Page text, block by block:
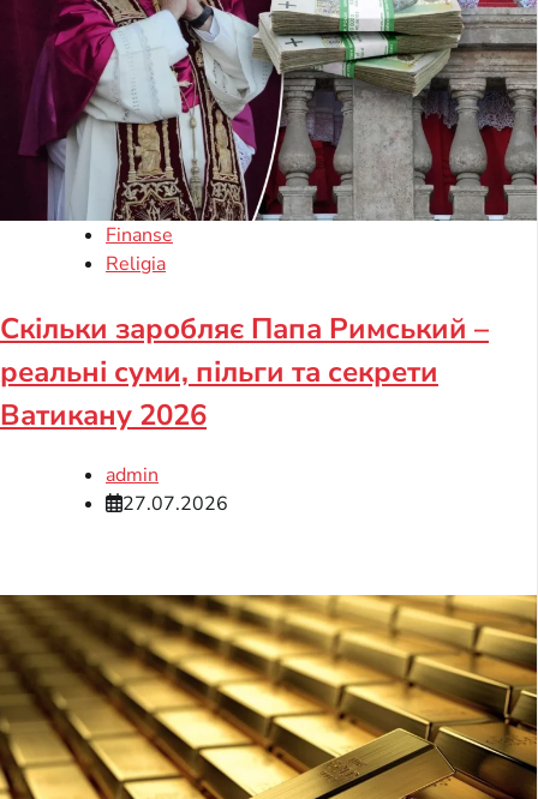
Finanse
Religia
Скільки заробляє Папа Римський –
реальні суми, пільги та секрети
Ватикану 2026
admin
27.07.2026